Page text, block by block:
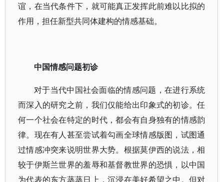
谊，在当代条件下，就可能真正发挥此前难以比拟的
作用，担任新型共同体建构的情感基础。
中国情感问题初诊
对于当代中国社会面临的情感问题，在进行系统
而深入的研究之前，我们仅能给出印象式的初诊。任
何一个社会在特定的时代，都会有自身独有的情感韵
律。现在有人甚至尝试着勾画全球情感版图，试图通
过情感冲突来说明世界大势。根据莫伊西的说法，相
较于伊斯兰世界的羞辱和基督教世界的恐惧，以中国
为代表的东方蒸蒸日上，沉浸在美好希望之中。但对